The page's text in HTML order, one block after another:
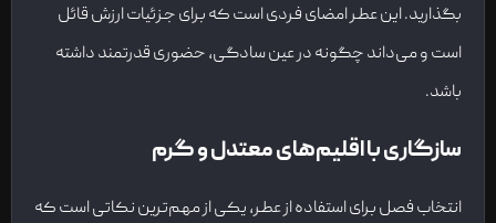
بگذارید. این عطر امضای فردی است که برای جزئیات ارزش قائل
است و می‌داند چگونه در عین سادگی، حضوری قدرتمند داشته
باشد.
سازگاری با اقلیم‌های معتدل و گرم
انتخاب فصل برای استفاده از عطر، یکی از مهم‌ترین نکاتی است که